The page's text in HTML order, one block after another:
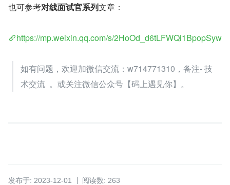
也可参考对线面试官系列文章：
https://mp.weixin.qq.com/s/2HoOd_d6tLFWQi1BpopSyw
如有问题，欢迎加微信交流：w714771310，备注- 技
术交流  。或关注微信公众号【码上遇见你】。
发布于: 2023-12-01 阅读数: 263